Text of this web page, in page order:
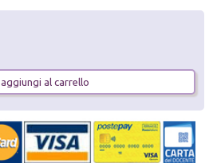
aggiungi al carrello